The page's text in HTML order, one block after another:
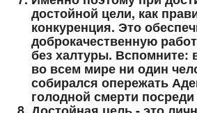
достойной цели, как
конкуренция. Это
доброкачественную
без халтуры. Вспомните:
во всем мире ни один
собирался опережать
голодной смерти